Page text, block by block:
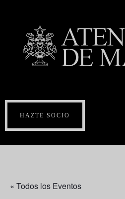
HAZTE SOCIO
« Todos los Eventos